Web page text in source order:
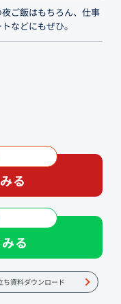
ご飯はもちろん、仕事
などにもぜひ。
る
る
ち資料ダウンロード